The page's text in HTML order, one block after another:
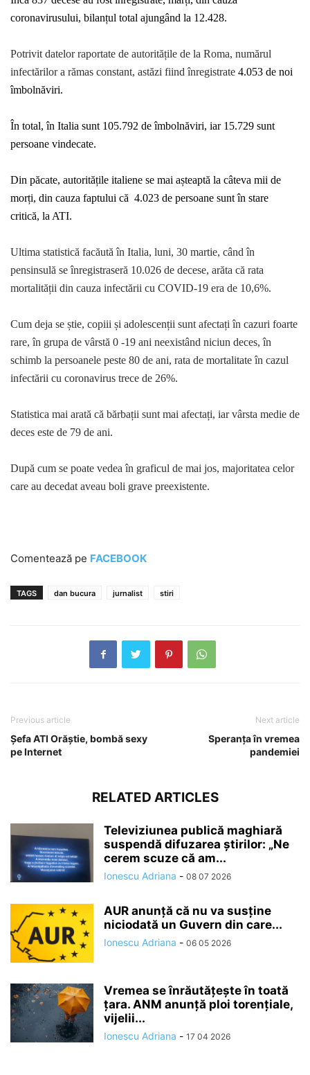
coronavirusului, bilanțul total ajungând la 12.428.
Potrivit datelor raportate de autoritățile de la Roma, numărul
infectărilor a rămas constant, astăzi fiind înregistrate 4.053 de noi
îmbolnăviri.
În total, în Italia sunt 105.792 de îmbolnăviri, iar 15.729 sunt
persoane vindecate.
Din păcate, autoritățile italiene se mai așteaptă la câteva mii de
morți, din cauza faptului că 4.023 de persoane sunt în stare
critică, la ATI.
Ultima statistică facăută în Italia, luni, 30 martie, când în
pensinsulă se înregistraseră 10.026 de decese, arăta că rata
mortalității din cauza infectării cu COVID-19 era de 10,6%.
Cum deja se știe, copiii și adolescenții sunt afectați în cazuri foarte
rare, în grupa de vârstă 0 -19 ani neexistând niciun deces, în
schimb la persoanele peste 80 de ani, rata de mortalitate în cazul
infectării cu coronavirus trece de 26%.
Statistica mai arată că bărbații sunt mai afectați, iar vârsta medie de
deces este de 79 de ani.
După cum se poate vedea în graficul de mai jos, majoritatea celor
care au decedat aveau boli grave preexistente.
Comentează pe FACEBOOK
TAGS dan bucura jurnalist stiri
Previous article
Șefa ATI Orăștie, bombă sexy
pe Internet
Next article
Speranța în vremea
pandemiei
RELATED ARTICLES
Televiziunea publică maghiară
suspendă difuzarea ştirilor: „Ne
cerem scuze că am...
Ionescu Adriana - 08 07 2026
AUR anunță că nu va susține
niciodată un Guvern din care...
Ionescu Adriana - 06 05 2026
Vremea se înrăutăţeşte în toată
ţara. ANM anunță ploi torențiale,
vijelii...
Ionescu Adriana - 17 04 2026